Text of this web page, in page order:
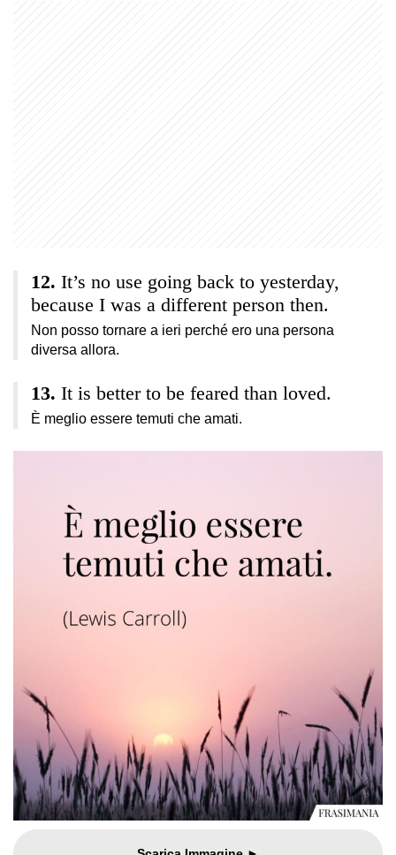
It’s no use going back to yesterday,
because I was a different person then.
Non posso tornare a ieri perché ero una persona
diversa allora.
It is better to be feared than loved.
È meglio essere temuti che amati.